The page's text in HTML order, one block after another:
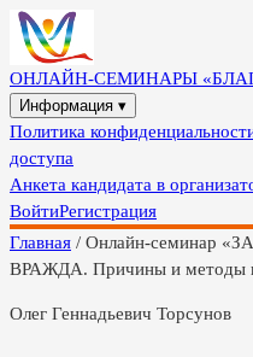
ОНЛАЙН-СЕМИНАРЫ
Информация ▾
Политика
доступа
Анкета кандидата в
ВойтиРегистрация
Главная / Онлайн-семинар
ВРАЖДА. Причины и методы
Олег Геннадьевич Торсунов